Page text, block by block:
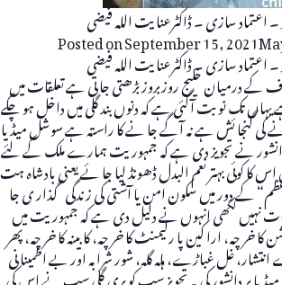
۔ اعتماد سازی ۔ ڈاکٹرعنا یت اللہ فیضی
Posted onSeptember 15, 2021
۔ اعتماد سازی ۔ ڈاکٹرعنا یت اللہ فیضی
درمیان خلیج روزبروز بڑھتی جا تی ہے تعلقات میں
یہاں تک نو بت آگئی ہے کہ دنوں بند گلی میں داخل ہو چکے
نے کی گنجا ئش ہے نہ آگے جا نے کا راستہ ہے سوشل میڈیا
نے تجویز دی ہے کہ جمہوریت ہمارے ملک کے لئے
کوئی بہتر نعم البدل ڈھونڈ لیا جا ئے یعنی بادشاہ ہت
کے دور میں سکون امن یا آشتی کی زندگی گذار ی جا
نہیں لکھی انہوں نے دلیل دی ہے کہ جمہوریت میں
خر چہ، ارا کین پا رلیمنٹ کا خر چہ، کا بینہ کا خر چہ، پھر
غل غباڑے، ہلہ گلہ، شور شرابہ اور بے اطمینا نی
پر دانشور کی یہ تجویز سب کو بری گلی سب نے اس کی